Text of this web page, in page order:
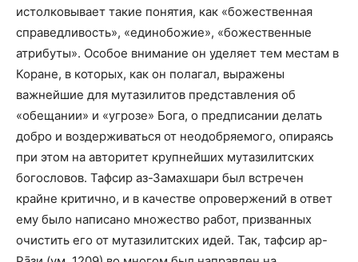
истолковывает такие понятия, как «божественная
справедливость», «единобожие», «божественные
атрибуты». Особое внимание он уделяет тем местам в
Коране, в которых, как он полагал, выражены
важнейшие для мутазилитов представления об
«обещании» и «угрозе» Бога, о предписании делать
добро и воздерживаться от неодобряемого, опираясь
при этом на авторитет крупнейших мутазилитских
богословов. Тафсир аз-Замахшари был встречен
крайне критично, и в качестве опровержений в ответ
ему было написано множество работ, призванных
очистить его от мутазилитских идей. Так, тафсир ар-